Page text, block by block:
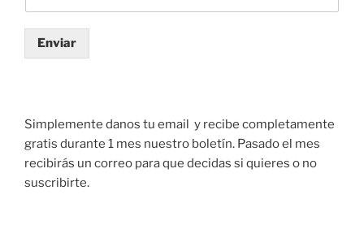
Enviar
Simplemente danos tu email y recibe completamente
gratis durante 1 mes nuestro boletín. Pasado el mes
recibirás un correo para que decidas si quieres o no
suscribirte.